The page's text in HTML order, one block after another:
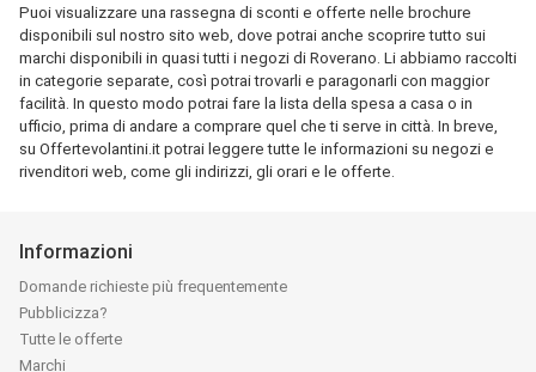
Puoi visualizzare una rassegna di sconti e offerte nelle brochure
disponibili sul nostro sito web, dove potrai anche scoprire tutto sui
marchi disponibili in quasi tutti i negozi di Roverano. Li abbiamo raccolti
in categorie separate, così potrai trovarli e paragonarli con maggior
facilità. In questo modo potrai fare la lista della spesa a casa o in
ufficio, prima di andare a comprare quel che ti serve in città. In breve,
su Offertevolantini.it potrai leggere tutte le informazioni su negozi e
rivenditori web, come gli indirizzi, gli orari e le offerte.
Informazioni
Domande richieste più frequentemente
Pubblicizza?
Tutte le offerte
Marchi